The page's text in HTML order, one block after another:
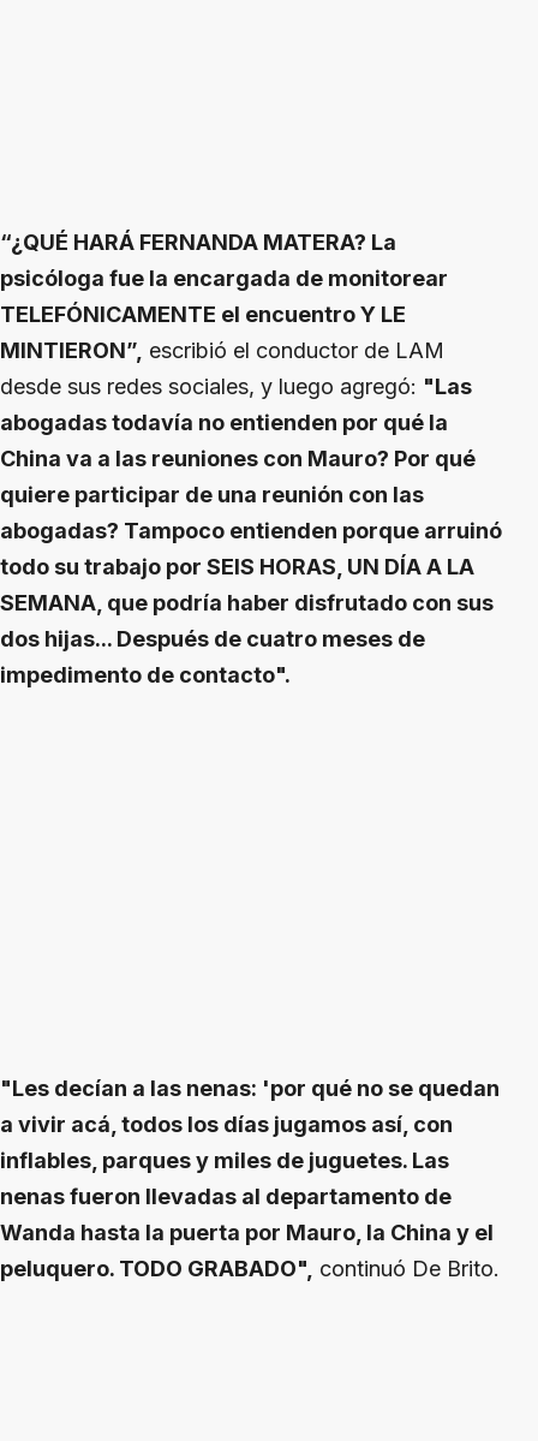
“¿QUÉ HARÁ FERNANDA MATERA? La
psicóloga fue la encargada de monitorear
TELEFÓNICAMENTE el encuentro Y LE
MINTIERON”, escribió el conductor de LAM
desde sus redes sociales, y luego agregó: "Las
abogadas todavía no entienden por qué la
China va a las reuniones con Mauro? Por qué
quiere participar de una reunión con las
abogadas? Tampoco entienden porque arruinó
todo su trabajo por SEIS HORAS, UN DÍA A LA
SEMANA, que podría haber disfrutado con sus
dos hijas... Después de cuatro meses de
impedimento de contacto".
"Les decían a las nenas: 'por qué no se quedan
a vivir acá, todos los días jugamos así, con
inflables, parques y miles de juguetes. Las
nenas fueron llevadas al departamento de
Wanda hasta la puerta por Mauro, la China y el
peluquero. TODO GRABADO", continuó De Brito.